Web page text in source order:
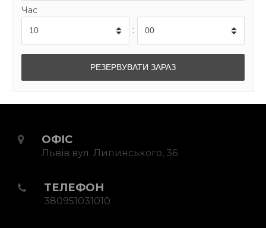
Час
:
ОФІС
Львів вул. Липинського, 36
ТЕЛЕФОН
380951031010